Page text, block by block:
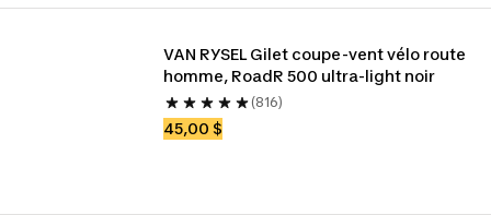
VAN RYSEL Gilet coupe-vent vélo route
homme, RoadR 500 ultra-light noir
(816)
45,00 $